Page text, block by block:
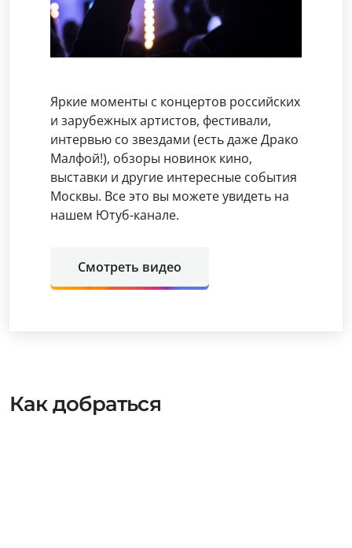
Яркие моменты с концертов российских
и зарубежных артистов, фестивали,
интервью со звездами (есть даже Драко
Малфой!), обзоры новинок кино,
выставки и другие интересные события
Москвы. Все это вы можете увидеть на
нашем Ютуб-канале.
Смотреть видео
Как добраться